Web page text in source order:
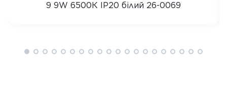
9 9W 6500К IP20 білий 26-0069